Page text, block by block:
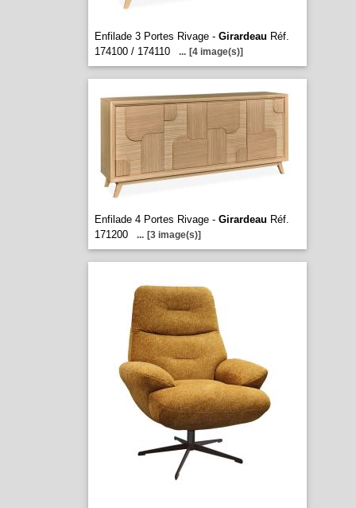
Enfilade 3 Portes Rivage - Girardeau Réf.
174100 / 174110
... [4 image(s)]
Enfilade 4 Portes Rivage - Girardeau Réf.
171200
... [3 image(s)]